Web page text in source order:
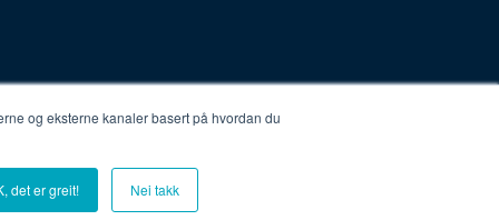
og eksterne kanaler basert på hvordan du
det er greit! Nei takk
Cookie-innstillingerKontakt